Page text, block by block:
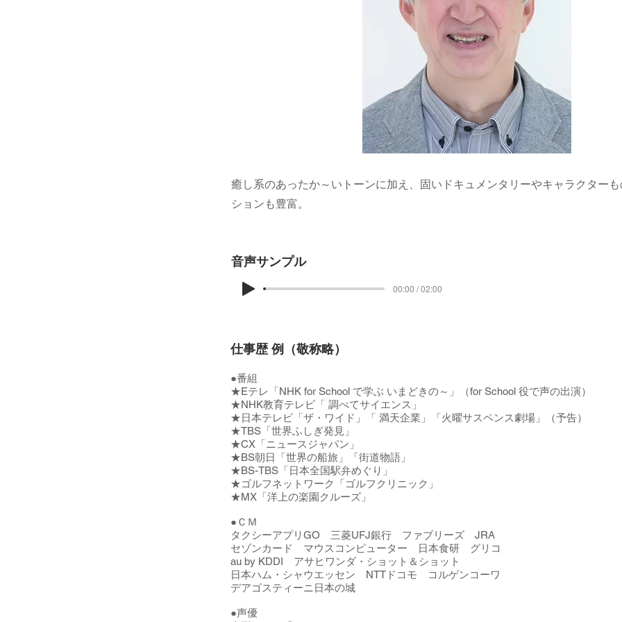
癒し系のあったか～いトーンに加え、固いドキュメンタリーやキャラクター
ションも豊富。
音声サンプル
00:00 / 02:00
仕事歴 例（敬称略）
●番組
★Eテレ「NHK for School で学ぶ いまどきの～」（for School 役で声の出演）
★NHK教育テレビ「 調べてサイエンス」
★日本テレビ「ザ・ワイド」「 満天企業」「火曜サスペンス劇場」（予告）
★TBS「世界ふしぎ発見」
★CX「ニュースジャパン」
★BS朝日「世界の船旅」「街道物語」
★BS-TBS「日本全国駅弁めぐり」
★ゴルフネットワーク「ゴルフクリニック」
★MX「洋上の楽園クルーズ」
●ＣＭ
タクシーアプリGO 三菱UFJ銀行 ファブリーズ JRA
セゾンカード マウスコンピューター 日本食研 グリコ
au by KDDI アサヒワンダ・ショット＆ショット
日本ハム・シャウエッセン NTTドコモ コルゲンコーワ
デアゴスティーニ日本の城
●声優